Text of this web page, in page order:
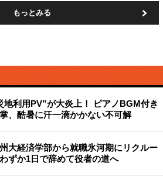
もっとみる
地利用PV”が大炎上！ ピアノBGM付き
、酷暑に汗一滴かかない不可解
大経済学部から就職氷河期にリクルー
ずか1日で辞めて役者の道へ